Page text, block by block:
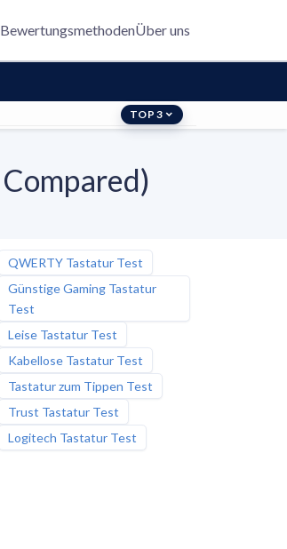
Über uns
TOP 3
QWERTY Tastatur Test
Günstige Gaming Tastatur
Test
Leise Tastatur Test
Kabellose Tastatur Test
Tastatur zum Tippen Test
Trust Tastatur Test
Logitech Tastatur Test